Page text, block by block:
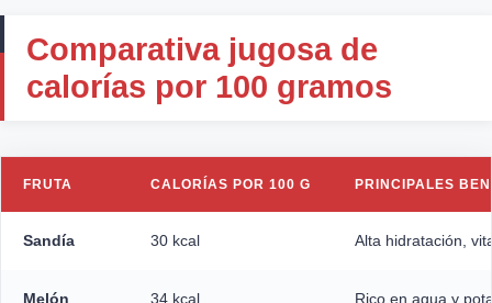
Comparativa jugosa de
calorías por 100 gramos
FRUTA CALORÍAS POR 100 G PRINCIPALES
Sandía 30 kcal Alta hidratación,
Melón 34 kcal Rico en agua y